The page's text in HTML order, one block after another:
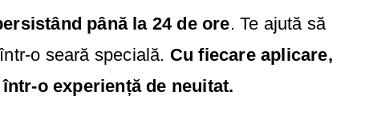
până la 24 de ore. Te ajută să
o seară specială. Cu fiecare aplicare,
o experiență de neuitat.